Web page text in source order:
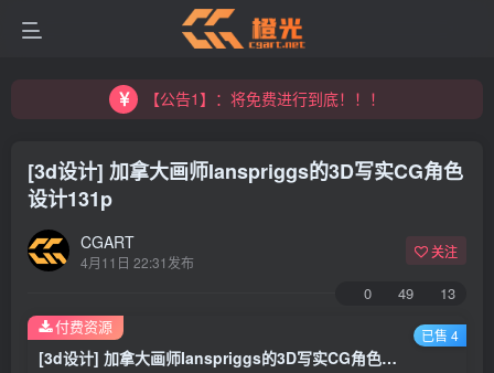
【公告1】：将免费进行到底！！！
[3d设计] 加拿大画师Ianspriggs的3D写实CG角色
设计131p
CGART
4月11日 22:31发布
关注
0 49 13
[3d设计] 加拿大画师Ianspriggs的3D写实CG角色设计131p
付费资源 已售 4